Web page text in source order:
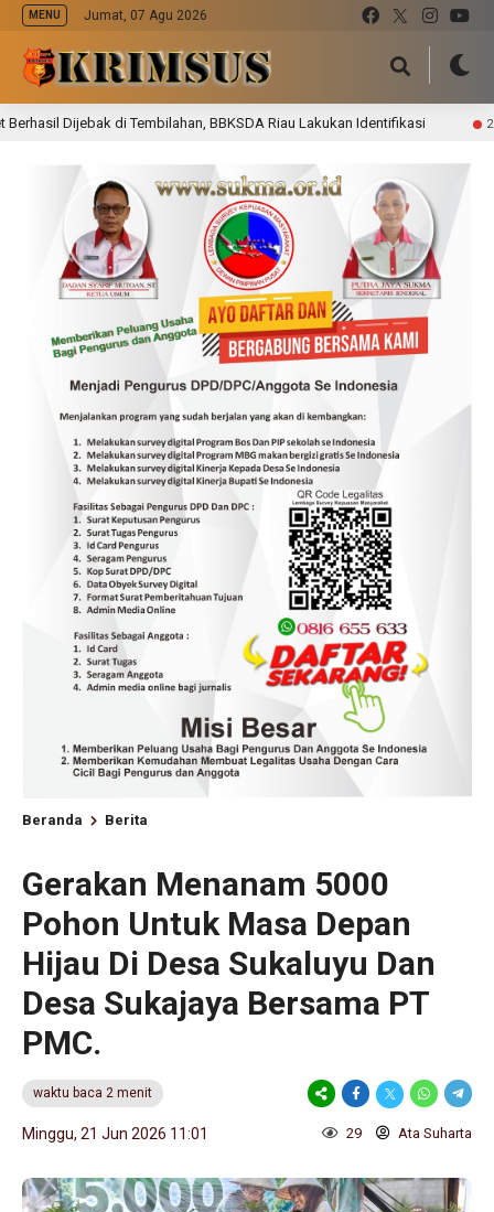
MENU Jumat, 07 Agu 2026
di Tembilahan, BBKSDA Riau Lakukan Identifikasi 22 jam lalu
Beranda Berita
Gerakan Menanam 5000
Pohon Untuk Masa Depan
Hijau Di Desa Sukaluyu Dan
Desa Sukajaya Bersama PT
PMC.
waktu baca 2 menit
Minggu, 21 Jun 2026 11:01 29 Ata Suharta